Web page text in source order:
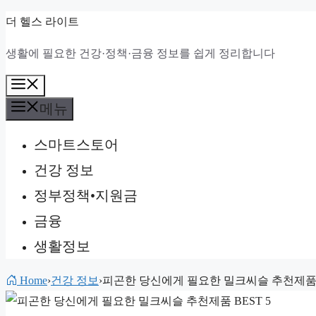
컨
츠
로
건
너
더 헬스 라이트
생활에 필요한 건강·정책·금융 정보를 쉽게 정리합니다
뉴
메뉴
스마트스토어
건강 정보
정부정책•지원금
금융
생활정보
Home›건강 정보 ›피곤한 당신에게 필요한 밀크씨슬 추천제